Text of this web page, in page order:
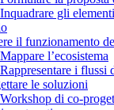
gli
il funzionamento
l’ecosistema
i flussi
le soluzioni
di co-